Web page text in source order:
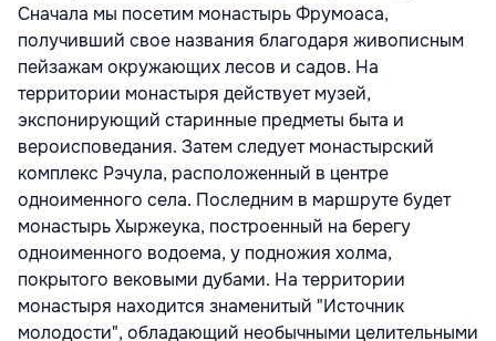
Сначала мы посетим монастырь Фрумоаса,
получивший свое названия благодаря живописным
пейзажам окружающих лесов и садов. На
территории монастыря действует музей,
экспонирующий старинные предметы быта и
вероисповедания. Затем следует монастырский
комплекс Рэчула, расположенный в центре
одноименного села. Последним в маршруте будет
монастырь Хыржеука, построенный на берегу
одноименного водоема, у подножия холма,
покрытого вековыми дубами. На территории
монастыря находится знаменитый "Источник
молодости", обладающий необычными целительными